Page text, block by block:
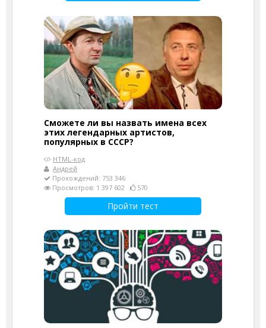
Сможете ли вы назвать имена всех
этих легендарных артистов,
популярных в СССР?
HTML-код
Андрей
Прохождений: 753 346
Просмотров: 1 397 602
570
Пройти тест